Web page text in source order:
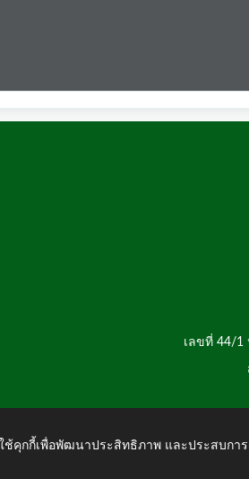
เลขที่ 44/1
ใช้คุกกี้เพื่อพัฒนาประสิทธิภาพ และประสบก